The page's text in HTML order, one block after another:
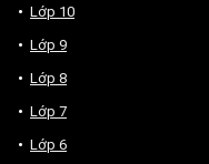
Lớp 10
Lớp 9
Lớp 8
Lớp 7
Lớp 6